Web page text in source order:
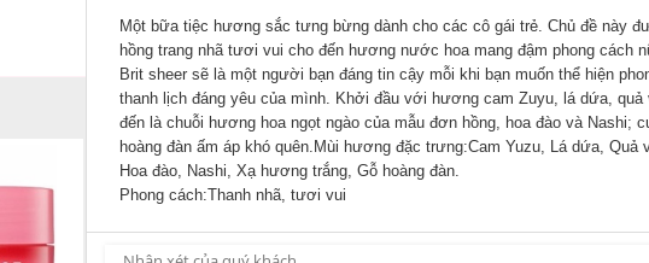
Một bữa tiệc hương sắc tưng bừng dành cho các cô gái trẻ. Chủ đề này
hồng trang nhã tươi vui cho đến hương nước hoa mang đậm phong cách
Brit sheer sẽ là một người bạn đáng tin cậy mỗi khi bạn muốn thể hiện
thanh lịch đáng yêu của mình. Khởi đầu với hương cam Zuyu, lá dứa,
đến là chuỗi hương hoa ngọt ngào của mẫu đơn hồng, hoa đào và Nashi;
hoàng đàn ấm áp khó quên.Mùi hương đặc trưng:Cam Yuzu, Lá dứa, Quả
Hoa đào, Nashi, Xạ hương trắng, Gỗ hoàng đàn.
Phong cách:Thanh nhã, tươi vui